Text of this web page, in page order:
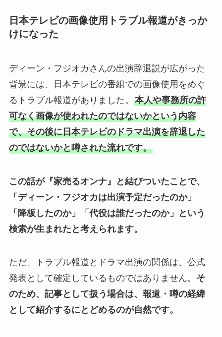
日本テレビの画像使用トラブル報道がきっか
けになった
ディーン・フジオカさんの出演辞退説が広がった
背景には、日本テレビの番組での画像使用をめぐ
るトラブル報道がありました。 本人や事務所の許
可なく画像が使われたのではないかという内容
で、その後に日本テレビのドラマ出演を辞退した
のではないかと噂された流れです。
この話が『家売るオンナ』と結びついたことで、
「ディーン・フジオカは出演予定だったのか」
「降板したのか」「代役は誰だったのか」という
検索が生まれたと考えられます。
ただ、トラブル報道とドラマ出演の関係は、公式
発表として確定しているものではありません。 そ
のため、記事として扱う場合は、報道・噂の経緯
として紹介するにとどめるのが自然です。